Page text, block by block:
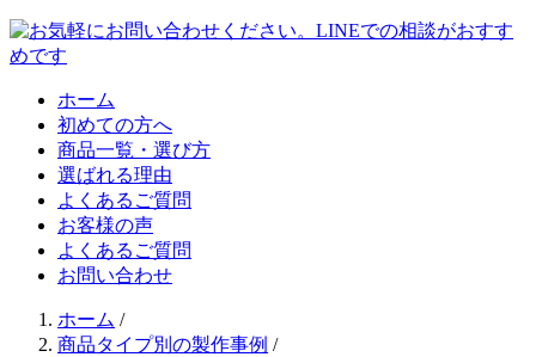
ホーム
初めての方へ
商品一覧・選び方
選ばれる理由
よくあるご質問
お客様の声
よくあるご質問
お問い合わせ
ホーム /
商品タイプ別の製作事例 /